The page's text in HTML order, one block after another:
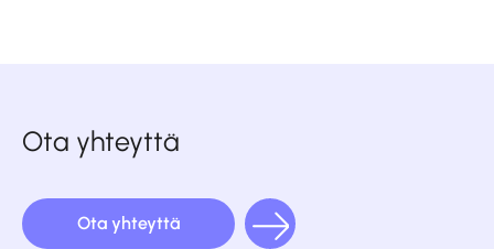
Ota yhteyttä
Ota yhteyttä